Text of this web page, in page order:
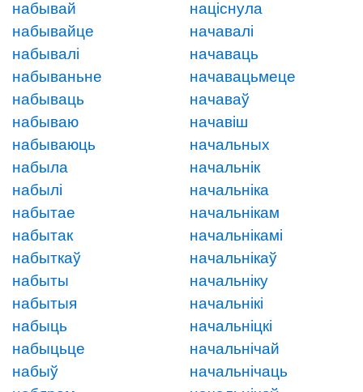
набывай
набывайце
набывалі
набываньне
набываць
набываю
набываюць
набыла
набылі
набытае
набытак
набыткаў
набыты
набытыя
набыць
набыцьце
набыў
націснула
начавалі
начаваць
начавацьмеце
начаваў
начавіш
начальных
начальнік
начальніка
начальнікам
начальнікамі
начальнікаў
начальніку
начальнікі
начальніцкі
начальнічай
начальнічаць